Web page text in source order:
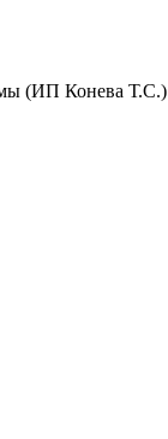
(ИП Конева Т.С.)